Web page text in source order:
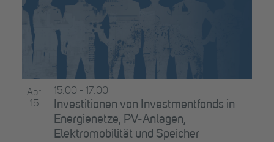
Apr.
15
Investitionen von Investmentfonds in
Energienetze, PV-Anlagen,
Elektromobilität und Speicher
15:00 - 17:00